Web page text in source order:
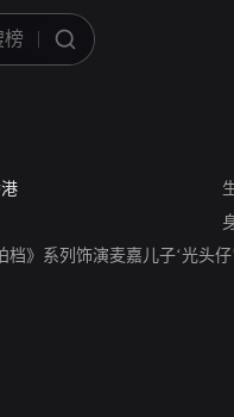
》系列饰演麦嘉儿子‘光头